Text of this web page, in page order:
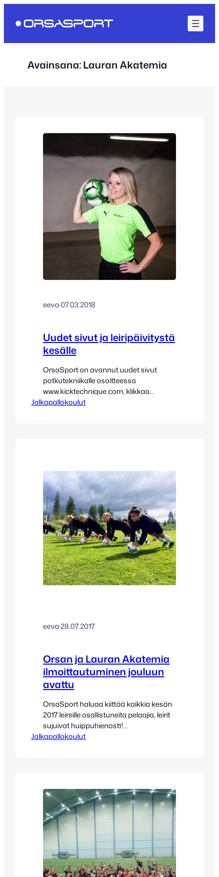
sisältöön
Avainsana:Lauran Akatemia
eeva·07.03.2018
Uudet sivut ja leiripäivitystä
kesälle
OrsaSport on avannut uudet sivut
potkutekniikalle osoitteessa
www.kicktechnique.com, klikkaa
tutustuaksesi! Myös suomeksi
Orsan Akatemia 26.-28.6. (kuusi
paikkaa jäljellä, jo toiminnassa mukana
olevana ilmoittaudu pika pikaa tai jätä
hakemuksesi uutena pelaajana meille)
Eerikkilän…
Jalkapallokoulut
eeva·28.07.2017
Orsan ja Lauran Akatemia
ilmoittautuminen jouluun
avattu
OrsaSport haluaa kiittää kaikkia kesän
2017 leireille osallistuneita pelaajia, leirit
sujuivat huippuhienosti!
Ilmoittautumiset Orsan ja Lauran
hyvissä ajoin kumpaankin Akatemiaan.
Omilla seurajoukkueilla ei usein
välipäivinä ole toimintaa, ja näin ollen
leirit saattavat tulla pikaisestikin
täyteen. Huomioithan, että Orsan
Akatemialeirille…
Jalkapallokoulut